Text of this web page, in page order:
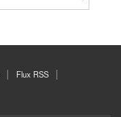
Flux RSS